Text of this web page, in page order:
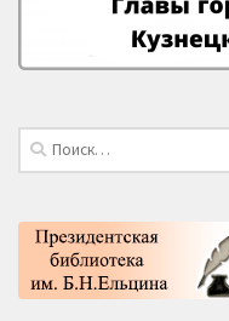
Найти: